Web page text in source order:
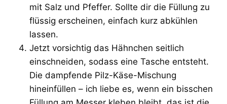
mit Salz und Pfeffer. Sollte dir die Füllung zu
flüssig erscheinen, einfach kurz abkühlen
lassen.
Jetzt vorsichtig das Hähnchen seitlich
einschneiden, sodass eine Tasche entsteht.
Die dampfende Pilz-Käse-Mischung
hineinfüllen – ich liebe es, wenn ein bisschen